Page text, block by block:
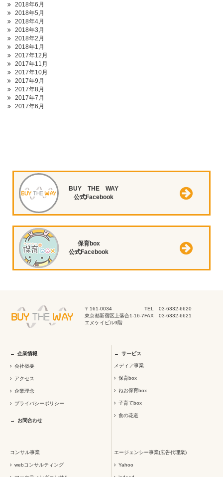
2018年6月
2018年5月
2018年4月
2018年3月
2018年2月
2018年1月
2017年12月
2017年11月
2017年10月
2017年9月
2017年8月
2017年7月
2017年6月
BUY THE WAY
公式Facebook
保育box
公式Facebook
〒161-0034
東京都新宿区上落合1-16-7
エヌケイビル9階
TEL 03-6332-6620
FAX 03-6332-6621
企業情報
会社概要
アクセス
企業理念
プライバシーポリシー
お問合わせ
サービス
メディア事業
保育box
ねお保育box
子育てbox
食の花道
コンサル事業
webコンサルティング
エージェンシー事業(広告代理業)
Yahoo